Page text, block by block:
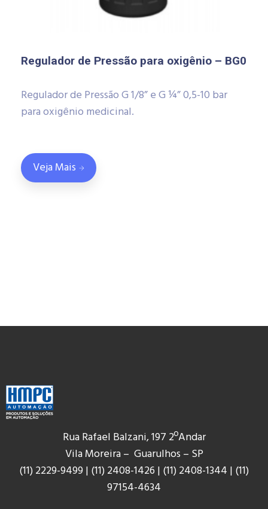
Regulador de Pressão para oxigênio – BG0
Regulador de Pressão G 1/8” e G ¼” 0,5-10 bar
para oxigênio medicinal.
Veja Mais
Rua Rafael Balzani, 197 2ºAndar
Vila Moreira – Guarulhos – SP
(11) 2229-9499| (11) 2408-1426 | (11) 2408-1344 | (11)
97154-4634